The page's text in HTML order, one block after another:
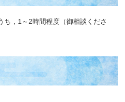
ち，1～2時間程度（御相談くださ